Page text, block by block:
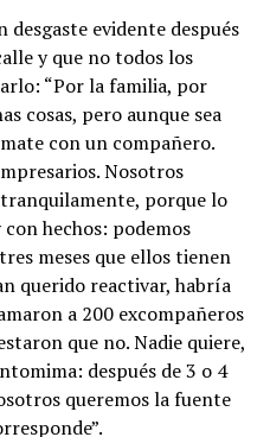
desgaste evidente después
y que no todos los
“Por la familia, por
cosas, pero aunque sea
con un compañero.
Nosotros
porque lo
hechos: podemos
meses que ellos tienen
querido reactivar, habría
a 200 excompañeros
que no. Nadie quiere,
después de 3 o 4
queremos la fuente